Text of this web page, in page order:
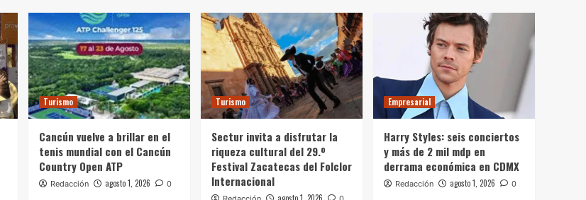
Turismo
Cancún vuelve a brillar en el
tenis mundial con el Cancún
Country Open ATP
Redacción agosto 1, 2026 0
Turismo
Sectur invita a disfrutar la
riqueza cultural del 29.º
Festival Zacatecas del Folclor
Internacional
Empresarial
Harry Styles: seis conciertos
y más de 2 mil mdp en
derrama económica en CDMX
Redacción agosto 1, 2026 0